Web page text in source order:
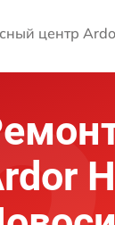
центр